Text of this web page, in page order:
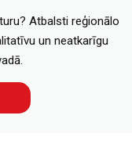
Atbalsti reģionālo
un neatkarīgu